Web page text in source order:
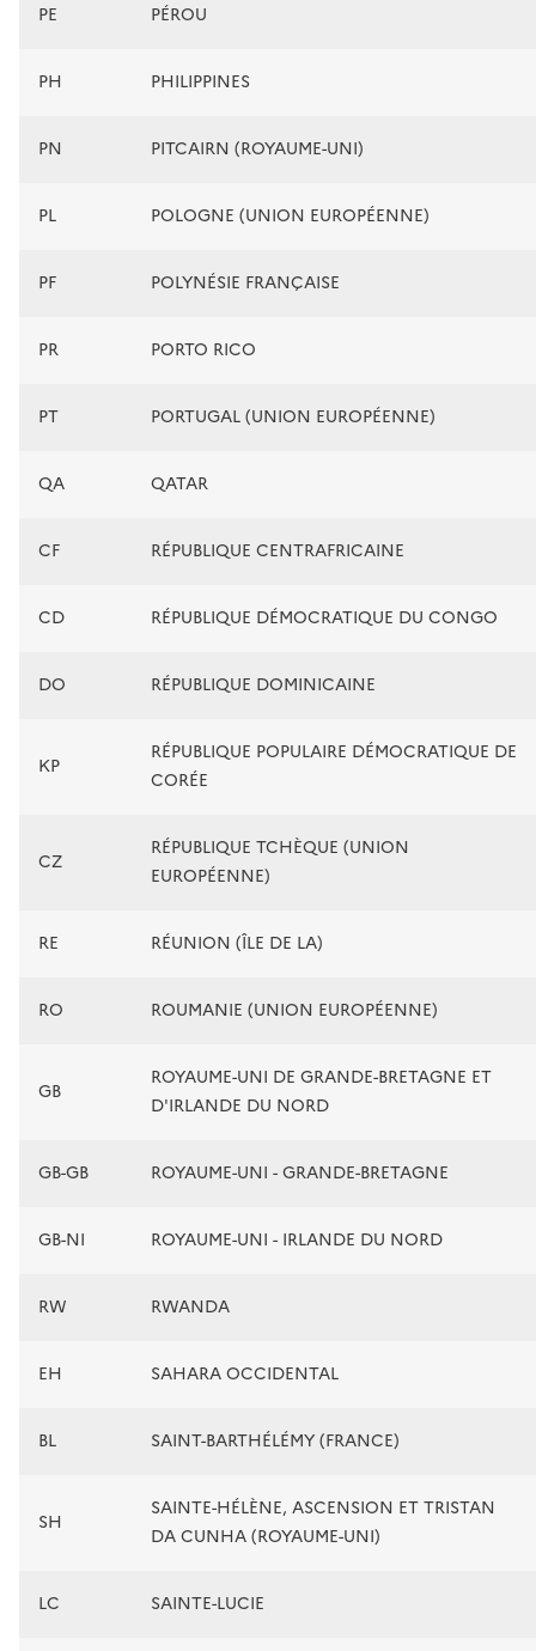
PE PÉROU
PH PHILIPPINES
PN PITCAIRN (ROYAUME-UNI)
PL POLOGNE (UNION EUROPÉENNE)
PF POLYNÉSIE FRANÇAISE
PR PORTO RICO
PT PORTUGAL (UNION EUROPÉENNE)
QA QATAR
CF RÉPUBLIQUE CENTRAFRICAINE
CD RÉPUBLIQUE DÉMOCRATIQUE DU CONGO
DO RÉPUBLIQUE DOMINICAINE
KP
RÉPUBLIQUE POPULAIRE DÉMOCRATIQUE DE
CORÉE
CZ
RÉPUBLIQUE TCHÈQUE (UNION
EUROPÉENNE)
RE RÉUNION (ÎLE DE LA)
RO ROUMANIE (UNION EUROPÉENNE)
GB
ROYAUME-UNI DE GRANDE-BRETAGNE ET
D'IRLANDE DU NORD
GB-GB ROYAUME-UNI - GRANDE-BRETAGNE
GB-NI ROYAUME-UNI - IRLANDE DU NORD
RW RWANDA
EH SAHARA OCCIDENTAL
BL SAINT-BARTHÉLÉMY (FRANCE)
SH
SAINTE-HÉLÈNE, ASCENSION ET TRISTAN
DA CUNHA (ROYAUME-UNI)
LC SAINTE-LUCIE